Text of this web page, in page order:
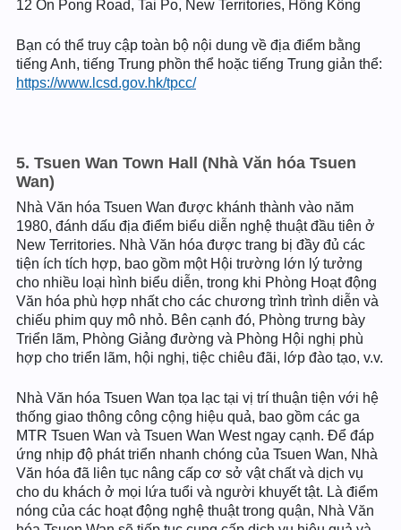
12 On Pong Road, Tai Po, New Territories, Hồng Kông
Bạn có thể truy cập toàn bộ nội dung về địa điểm bằng
tiếng Anh, tiếng Trung phồn thể hoặc tiếng Trung giản thể:
https://www.lcsd.gov.hk/tpcc/
5. Tsuen Wan Town Hall (Nhà Văn hóa Tsuen
Wan)
Nhà Văn hóa Tsuen Wan được khánh thành vào năm
1980, đánh dấu địa điểm biểu diễn nghệ thuật đầu tiên ở
New Territories. Nhà Văn hóa được trang bị đầy đủ các
tiện ích tích hợp, bao gồm một Hội trường lớn lý tưởng
cho nhiều loại hình biểu diễn, trong khi Phòng Hoạt động
Văn hóa phù hợp nhất cho các chương trình trình diễn và
chiếu phim quy mô nhỏ. Bên cạnh đó, Phòng trưng bày
Triển lãm, Phòng Giảng đường và Phòng Hội nghị phù
hợp cho triển lãm, hội nghị, tiệc chiêu đãi, lớp đào tạo, v.v.
Nhà Văn hóa Tsuen Wan tọa lạc tại vị trí thuận tiện với hệ
thống giao thông công cộng hiệu quả, bao gồm các ga
MTR Tsuen Wan và Tsuen Wan West ngay cạnh. Để đáp
ứng nhịp độ phát triển nhanh chóng của Tsuen Wan, Nhà
Văn hóa đã liên tục nâng cấp cơ sở vật chất và dịch vụ
cho du khách ở mọi lứa tuổi và người khuyết tật. Là điểm
nóng của các hoạt động nghệ thuật trong quận, Nhà Văn